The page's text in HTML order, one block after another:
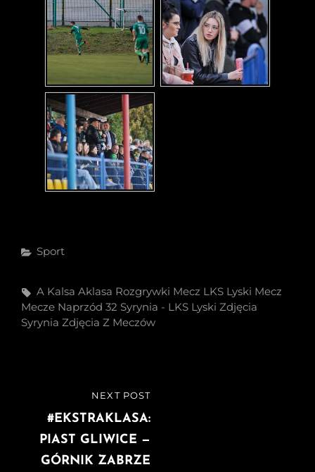
Categories
Sport
Tags,
A Kalsa Aklasa Rozgrywki Mecz LKS Lyski Mecz
Mecze Naprzód 32 Syrynia - LKS Lyski Zdjęcia
Syrynia Zdjęcia Z Meczów
Nawigacja
wpisu
POST
NEXT POST
#EKSTRAKLASA:
PIAST GLIWICE —
GÓRNIK ZABRZE